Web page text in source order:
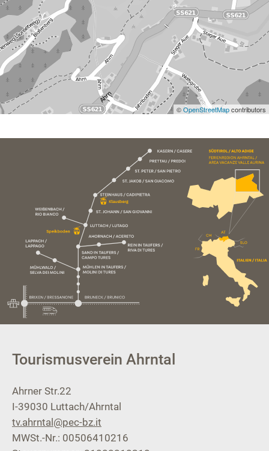
©OpenStreetMapcontributors
Tourismusverein Ahrntal
Ahrner Str.22
I-39030 Luttach/Ahrntal
tv.ahrntal@pec-bz.it
MWSt.-Nr.: 00506410216